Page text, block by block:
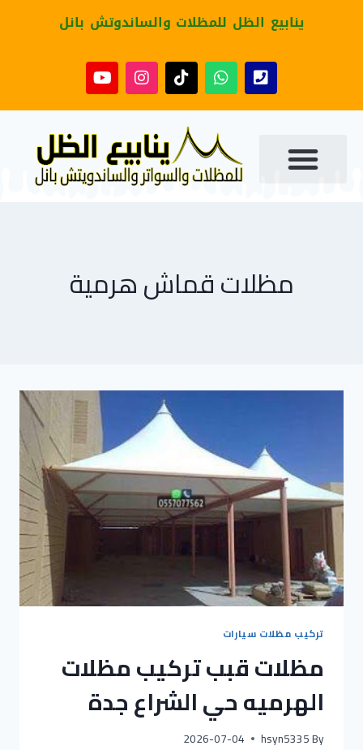
ينابيع الظل للمظلات والساندوتش بانل
مظلات قماش هرمية
تركيب مظلات سيارات
مظلات قبب تركيب مظلات
الهرميه حي الشراع جدة
By
hsyn5335
2026-07-04